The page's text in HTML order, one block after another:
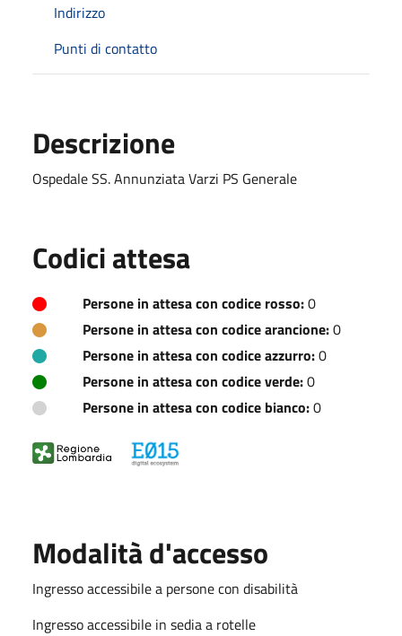
Indirizzo
Punti di contatto
Descrizione
Ospedale SS. Annunziata Varzi PS Generale
Codici attesa
Persone in attesa con codice rosso:0
Persone in attesa con codice arancione:0
Persone in attesa con codice azzurro:0
Persone in attesa con codice verde:0
Persone in attesa con codice bianco:0
Modalità d'accesso
Ingresso accessibile a persone con disabilità
Ingresso accessibile in sedia a rotelle